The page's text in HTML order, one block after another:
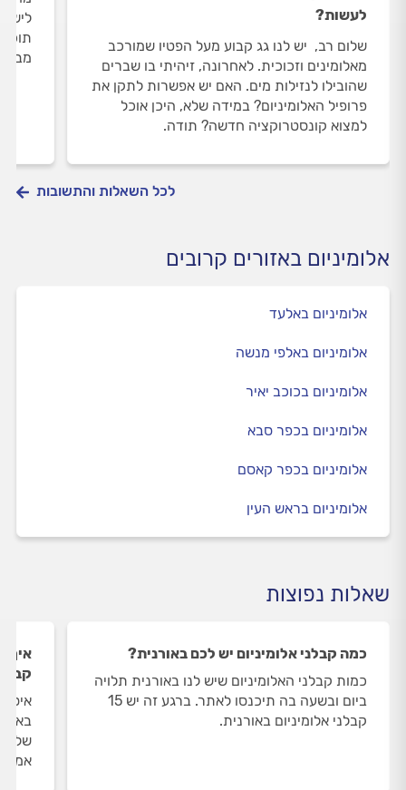
לעשות?
שלום רב, יש לנו גג קבוע מעל הפטיו שמורכב
מאלומינים וזכוכית. לאחרונה, זיהיתי בו שברים
שהובילו לנזילות מים. האם יש אפשרות לתקן את
פרופיל האלומיניום? במידה שלא, היכן אוכל
למצוא קונסטרוקציה חדשה? תודה.
לכל השאלות והתשובות
אלומיניום באזורים קרובים
אלומיניום באלעד
אלומיניום באלפי מנשה
אלומיניום בכוכב יאיר
אלומיניום בכפר סבא
אלומיניום בכפר קאסם
אלומיניום בראש העין
שאלות נפוצות
כמה קבלני אלומיניום יש לכם באורנית?
כמות קבלני האלומיניום שיש לנו באורנית תלויה
ביום ובשעה בה תיכנסו לאתר. ברגע זה יש 15
קבלני אלומיניום באורנית.
איך